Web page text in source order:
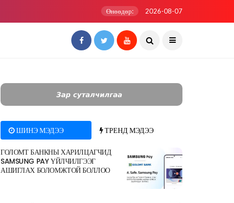
Өнөөдөр: 2026-08-07
ШИНЭ МЭДЭЭ ТРЕНД МЭДЭЭ
ГОЛОМТ БАНКНЫ ХАРИЛЦАГЧИД
SAMSUNG PAY ҮЙЛЧИЛГЭЭГ
АШИГЛАХ БОЛОМЖТОЙ БОЛЛОО